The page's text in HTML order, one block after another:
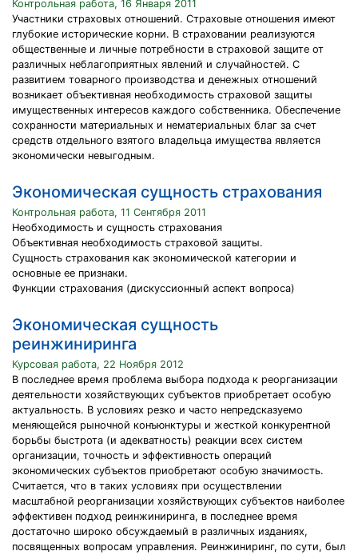
Контрольная работа, 16 Января 2011
Участники страховых отношений. Страховые отношения имеют
глубокие исторические корни. В страховании реализуются
общественные и личные потребности в страховой защите от
различных неблагоприятных явлений и случайностей. С
развитием товарного производства и денежных отношений
возникает объективная необходимость страховой защиты
имущественных интересов каждого собственника. Обеспечение
сохранности материальных и нематериальных благ за счет
средств отдельного взятого владельца имущества является
экономически невыгодным.
Экономическая сущность страхования
Контрольная работа, 11 Сентября 2011
Необходимость и сущность страхования
Объективная необходимость страховой защиты.
Сущность страхования как экономической категории и
основные ее признаки.
Функции страхования (дискуссионный аспект вопроса)
Экономическая сущность
реинжиниринга
Курсовая работа, 22 Ноября 2012
В последнее время проблема выбора подхода к реорганизации
деятельности хозяйствующих субъектов приобретает особую
актуальность. В условиях резко и часто непредсказуемо
меняющейся рыночной конъюнктуры и жесткой конкурентной
борьбы быстрота (и адекватность) реакции всех систем
организации, точность и эффективность операций
экономических субъектов приобретают особую значимость.
Считается, что в таких условиях при осуществлении
масштабной реорганизации хозяйствующих субъектов наиболее
эффективен подход реинжиниринга, в последнее время
достаточно широко обсуждаемый в различных изданиях,
посвященных вопросам управления. Реинжиниринг, по сути, был